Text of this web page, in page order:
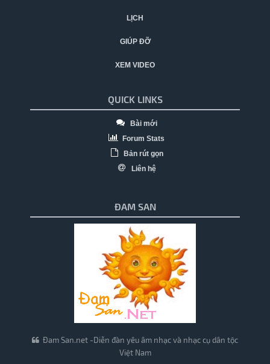
LỊCH
GIÚP ĐỠ
XEM VIDEO
QUICK LINKS
Bài mới
Forum Stats
Bản rút gọn
Liên hệ
ĐAM SAN
Đam San.net -Diễn đàn yêu âm nhạc và nhạc cụ dân tộc
Việt Nam